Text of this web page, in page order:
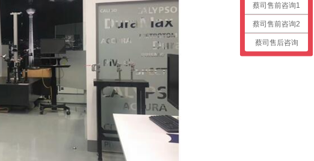
蔡司售前咨询1
蔡司售前咨询2
蔡司售后咨询